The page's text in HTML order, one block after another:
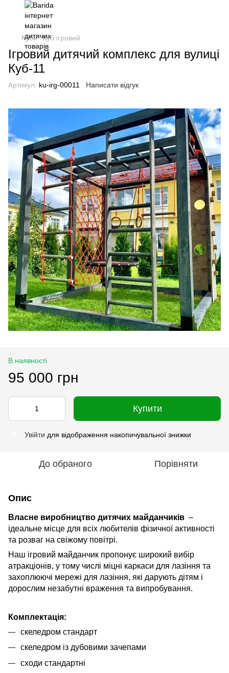
Куби Куб ігровий
Ігровий дитячий комплекс для вулиці
Куб-11
Артикул: ku-irg-00011 Написати відгук
В наявності
95 000 грн
Купити
Увійти для відображення накопичувальної знижки
До обраного Порівняти
Опис
Власне виробництво дитячих майданчиків –
ідеальне місце для всіх любителів фізичної активності
та розваг на свіжому повітрі.
Наш ігровий майданчик пропонує широкий вибір
атракціонів, у тому числі міцні каркаси для лазіння та
захоплюючі мережі для лазіння, які дарують дітям і
дорослим незабутні враження та випробування.
Комплектація:
скеледром стандарт
скеледром із дубовими зачепами
сходи стандартні